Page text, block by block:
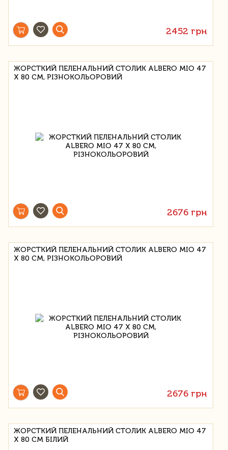
2452 грн
ЖОРСТКИЙ ПЕЛЕНАЛЬНИЙ СТОЛИК ALBERO MIO 47
Х 80 СМ, РІЗНОКОЛЬОРОВИЙ
2676 грн
ЖОРСТКИЙ ПЕЛЕНАЛЬНИЙ СТОЛИК ALBERO MIO 47
Х 80 СМ, РІЗНОКОЛЬОРОВИЙ
2676 грн
ЖОРСТКИЙ ПЕЛЕНАЛЬНИЙ СТОЛИК ALBERO MIO 47
Х 80 СМ БІЛИЙ